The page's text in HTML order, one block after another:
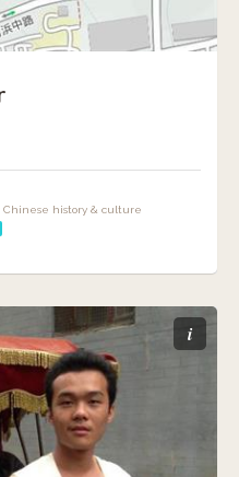
Chinese history & culture
i